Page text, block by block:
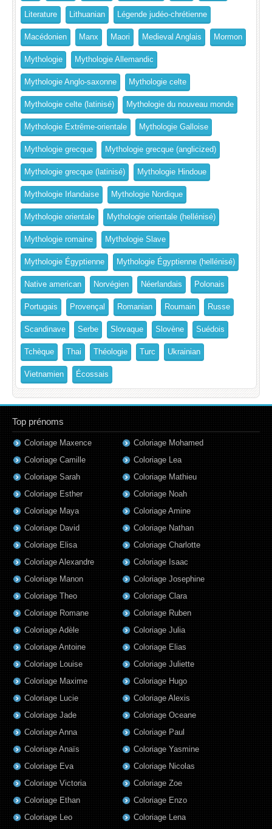
Literature Lithuanian Légende judéo-chrétienne
Macédonien Manx Maori Medieval Anglais Mormon
Mythologie Mythologie Allemandic
Mythologie Anglo-saxonne Mythologie celte
Mythologie celte (latinisé) Mythologie du nouveau monde
Mythologie Extrême-orientale Mythologie Galloise
Mythologie grecque Mythologie grecque (anglicized)
Mythologie grecque (latinisé) Mythologie Hindoue
Mythologie Irlandaise Mythologie Nordique
Mythologie orientale Mythologie orientale (hellénisé)
Mythologie romaine Mythologie Slave
Mythologie Égyptienne Mythologie Égyptienne (hellénisé)
Native american Norvégien Néerlandais Polonais
Portugais Provençal Romanian Roumain Russe
Scandinave Serbe Slovaque Slovène Suédois
Tchèque Thai Théologie Turc Ukrainian
Vietnamien Écossais
Top prénoms
Coloriage Maxence
Coloriage Camille
Coloriage Sarah
Coloriage Esther
Coloriage Maya
Coloriage David
Coloriage Elisa
Coloriage Alexandre
Coloriage Manon
Coloriage Theo
Coloriage Romane
Coloriage Adèle
Coloriage Antoine
Coloriage Louise
Coloriage Maxime
Coloriage Lucie
Coloriage Jade
Coloriage Anna
Coloriage Anaïs
Coloriage Eva
Coloriage Victoria
Coloriage Ethan
Coloriage Leo
Coloriage Mohamed
Coloriage Lea
Coloriage Mathieu
Coloriage Noah
Coloriage Amine
Coloriage Nathan
Coloriage Charlotte
Coloriage Isaac
Coloriage Josephine
Coloriage Clara
Coloriage Ruben
Coloriage Julia
Coloriage Elias
Coloriage Juliette
Coloriage Hugo
Coloriage Alexis
Coloriage Oceane
Coloriage Paul
Coloriage Yasmine
Coloriage Nicolas
Coloriage Zoe
Coloriage Enzo
Coloriage Lena